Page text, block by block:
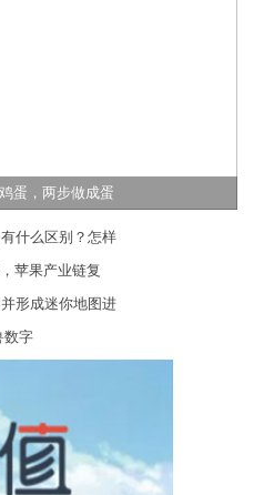
蛋，两步做成蛋
什么区别？怎样
苹果产业链复
形成迷你地图进
数字